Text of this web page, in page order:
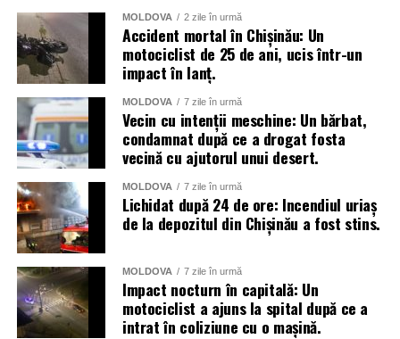
MOLDOVA 2 zile în urmă
Accident mortal în Chișinău: Un
motociclist de 25 de ani, ucis într-un
impact în lanț.
MOLDOVA 7 zile în urmă
Vecin cu intenții meschine: Un bărbat,
condamnat după ce a drogat fosta
vecină cu ajutorul unui desert.
MOLDOVA 7 zile în urmă
Lichidat după 24 de ore: Incendiul uriaș
de la depozitul din Chișinău a fost stins.
MOLDOVA 7 zile în urmă
Impact nocturn în capitală: Un
motociclist a ajuns la spital după ce a
intrat în coliziune cu o mașină.